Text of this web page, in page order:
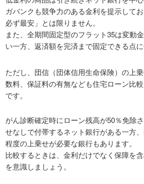
ガバンクも競争力のある金利を提示して
必ず最安」とは限りません。
また、全期間固定型のフラット35は変動
い一方、返済額を完済まで固定できる点に
ただし、団信（団体信用生命保険）の上
数料、保証料の有無なども住宅ローン比
です。
がん診断確定時にローン残高が50％免除
せなしで付帯するネット銀行がある一方
程度の上乗せが必要な銀行もあります。
比較するときは、金利だけでなく保障を
を意識しましょう。